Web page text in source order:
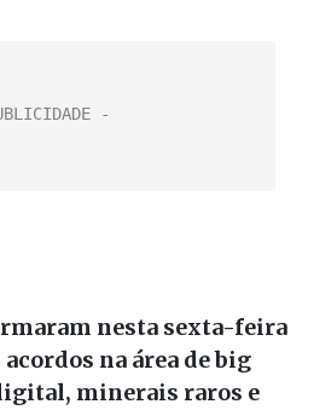
nesta sexta-feira
na área de big
minerais raros e